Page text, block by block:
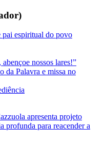
pai espiritual do povo
abençoe nossos lares!”
da Palavra e missa no
apresenta projeto
profunda para reacender a